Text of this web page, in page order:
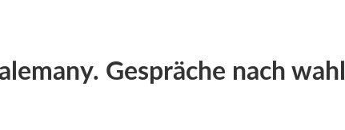
Gespräche nach wahl